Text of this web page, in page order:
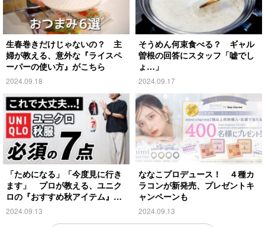
生春巻きだけじゃないの？ 主
婦が教える、意外な『ライスペ
ーパーの使い方』がこちら
2024.09.18
そうめん何束食べる？ ギャル
曽根の回答にスタッフ「嘘でし
ょ…」
2024.09.17
「ためになる」「今度見に行き
ます」 プロが教える、ユニク
ロの『おすすめ秋アイテム』が
こちら
2024.09.13
ななこプロデュース！ ４種カ
ラコンが新発売、プレゼントキ
ャンペーンも
2024.09.13